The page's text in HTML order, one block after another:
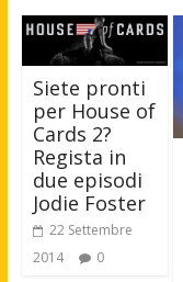
Siete pronti
per House of
Cards 2?
Regista in
due episodi
Jodie Foster
22 Settembre
2014
0